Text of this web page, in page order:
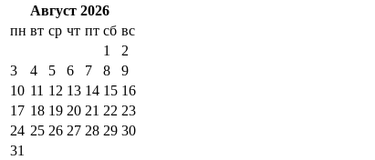
Август 2026
пн вт ср чт пт сб вс
1
2
3
4 5 6 7 8
9
10 11 12 13 14 15 16
17 18 19 20 21 22 23
24 25 26 27 28 29 30
31